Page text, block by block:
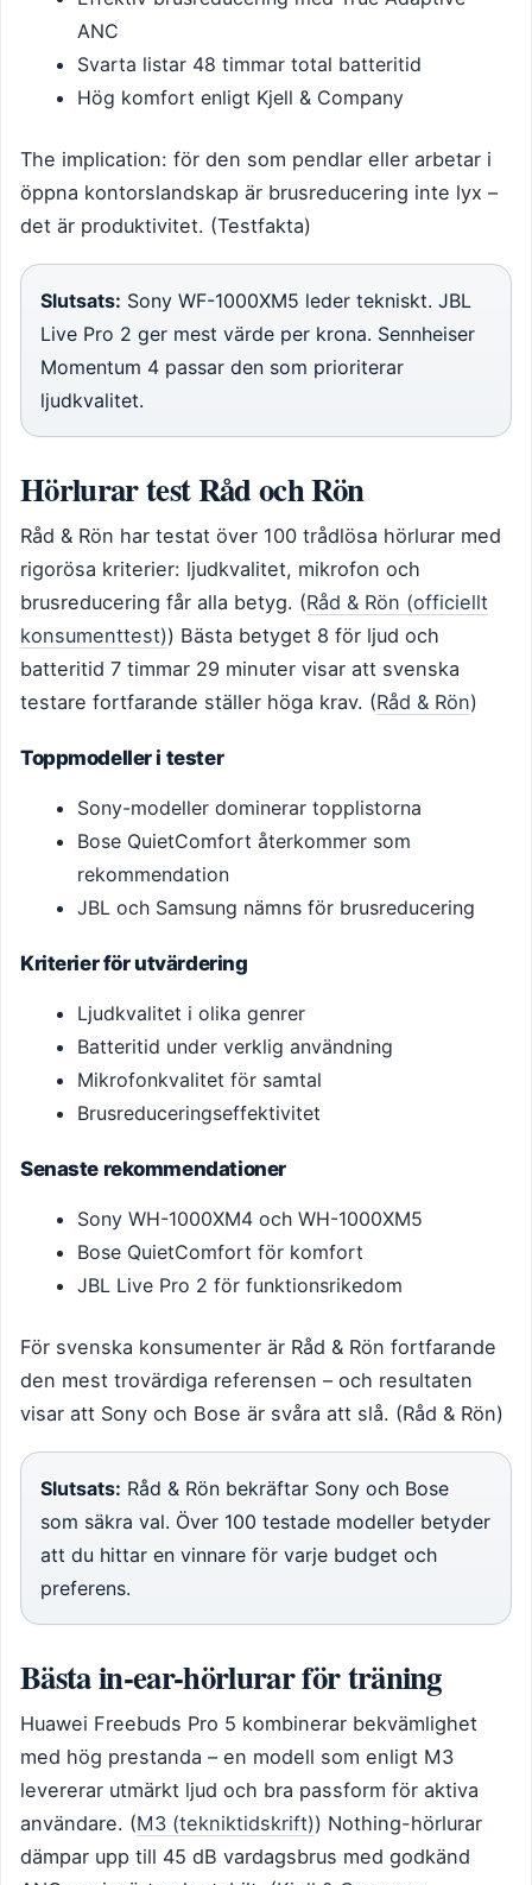
ANC
Svarta listar 48 timmar total batteritid
Hög komfort enligt Kjell & Company
The implication: för den som pendlar eller arbetar i
öppna kontorslandskap är brusreducering inte lyx –
det är produktivitet. (Testfakta)
Slutsats: Sony WF-1000XM5 leder tekniskt. JBL
Live Pro 2 ger mest värde per krona. Sennheiser
Momentum 4 passar den som prioriterar
ljudkvalitet.
Hörlurar test Råd och Rön
Råd & Rön har testat över 100 trådlösa hörlurar med
rigorösa kriterier: ljudkvalitet, mikrofon och
brusreducering får alla betyg. (Råd & Rön (officiellt
konsumenttest)) Bästa betyget 8 för ljud och
batteritid 7 timmar 29 minuter visar att svenska
testare fortfarande ställer höga krav. (Råd & Rön)
Toppmodeller i tester
Sony-modeller dominerar topplistorna
Bose QuietComfort återkommer som
rekommendation
JBL och Samsung nämns för brusreducering
Kriterier för utvärdering
Ljudkvalitet i olika genrer
Batteritid under verklig användning
Mikrofonkvalitet för samtal
Brusreduceringseffektivitet
Senaste rekommendationer
Sony WH-1000XM4 och WH-1000XM5
Bose QuietComfort för komfort
JBL Live Pro 2 för funktionsrikedom
För svenska konsumenter är Råd & Rön fortfarande
den mest trovärdiga referensen – och resultaten
visar att Sony och Bose är svåra att slå. (Råd & Rön)
Slutsats: Råd & Rön bekräftar Sony och Bose
som säkra val. Över 100 testade modeller betyder
att du hittar en vinnare för varje budget och
preferens.
Bästa in-ear-hörlurar för träning
Huawei Freebuds Pro 5 kombinerar bekvämlighet
med hög prestanda – en modell som enligt M3
levererar utmärkt ljud och bra passform för aktiva
användare. (M3 (tekniktidskrift)) Nothing-hörlurar
dämpar upp till 45 dB vardagsbrus med godkänd